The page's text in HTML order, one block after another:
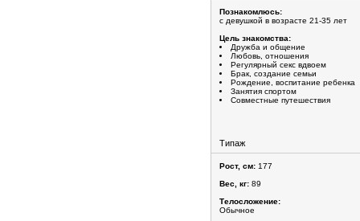
Познакомлюсь:
с девушкой в возрасте 21-35 лет
Цель знакомства:
Дружба и общение
Любовь, отношения
Регулярный секс вдвоем
Брак, создание семьи
Рождение, воспитание ребенка
Занятия спортом
Совместные путешествия
Типаж
Рост, см: 177
Вес, кг: 89
Телосложение:
Обычное